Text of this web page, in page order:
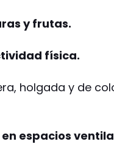
y frutas.
física.
holgada y de
en espacios